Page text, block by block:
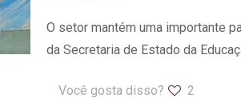
O setor mantém uma importante
da Secretaria de Estado da
Você gosta disso? 2